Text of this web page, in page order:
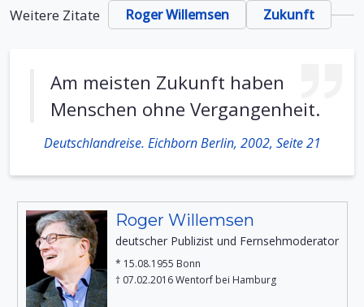
Weitere Zitate Roger Willemsen Zukunft
Am meisten Zukunft haben
Menschen ohne Vergangenheit.
Deutschlandreise. Eichborn Berlin, 2002, Seite 21
Roger Willemsen
deutscher Publizist und Fernsehmoderator
* 15.08.1955 Bonn
† 07.02.2016 Wentorf bei Hamburg